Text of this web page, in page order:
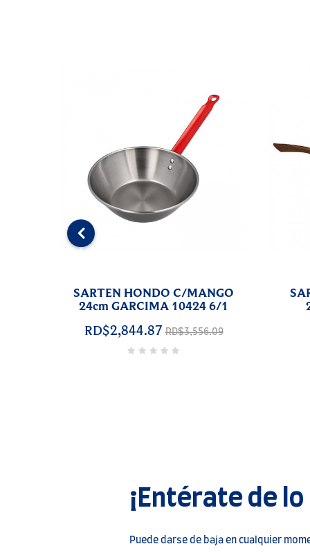
PAELLERA
34cm/6RACIONES GARCIMA
RD$5,101.86
‹
¡Entérate de
Puede darse de baja en cualquier